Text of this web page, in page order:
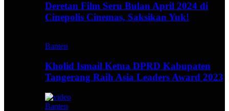
Deretan Film Seru Bulan April 2024 di
Cinepolis Cinemas, Saksikan Yuk!
Banten
Kholid Ismail Ketua DPRD Kabupaten
Tangerang Raih Asia Leaders Award 2023
Banten